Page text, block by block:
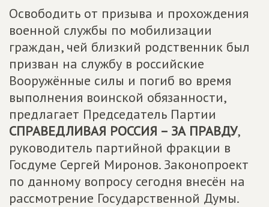
Освободить от призыва и прохождения
военной службы по мобилизации
граждан, чей близкий родственник был
призван на службу в российские
Вооружённые силы и погиб во время
выполнения воинской обязанности,
предлагает Председатель Партии
СПРАВЕДЛИВАЯ РОССИЯ – ЗА ПРАВДУ,
руководитель партийной фракции в
Госдуме Сергей Миронов. Законопроект
по данному вопросу сегодня внесён на
рассмотрение Государственной Думы.